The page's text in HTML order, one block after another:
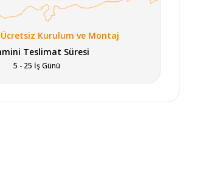
Kurulum ve Montaj
Teslimat Süresi
5 - 25 İş Günü